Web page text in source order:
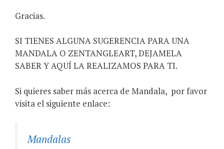
Gracias.
SI TIENES ALGUNA SUGERENCIA PARA UNA
MANDALA O ZENTANGLEART, DEJAMELA
SABER Y AQUÍ LA REALIZAMOS PARA TI.
Si quieres saber más acerca de Mandala, por favor
visita el siguiente enlace:
Mandalas